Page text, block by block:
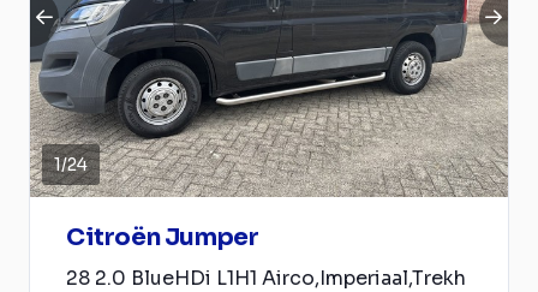
1/24
Citroën Jumper
28 2.0 BlueHDi L1H1 Airco,Imperiaal,Trekh